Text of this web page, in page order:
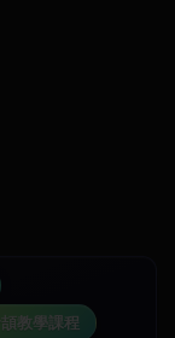
教學課程